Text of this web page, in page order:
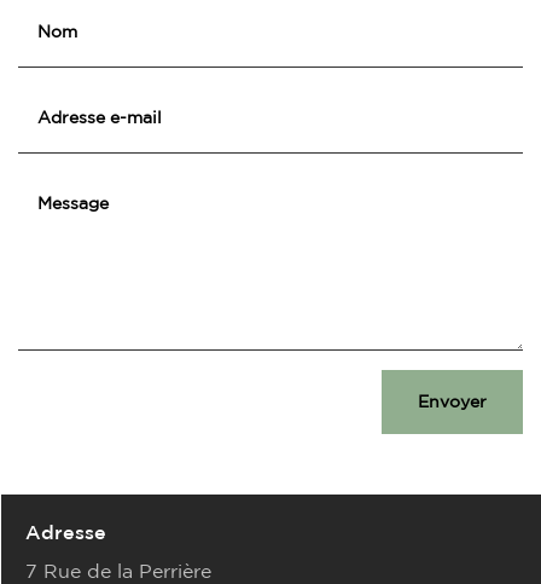
Envoyer
Adresse
7 Rue de la Perrière